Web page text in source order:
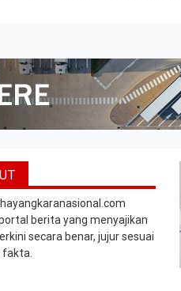
berita yang menyajikan
secara benar, jujur sesuai